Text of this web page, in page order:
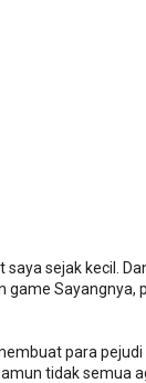
sejak kecil.
Sayangnya,
para
tidak semua